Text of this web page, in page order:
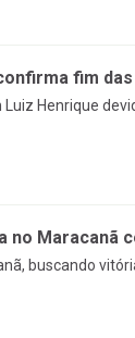
fim
Henrique
no Maracanã
buscando